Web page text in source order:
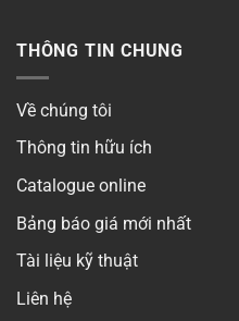
THÔNG TIN CHUNG
Về chúng tôi
Thông tin hữu ích
Catalogue online
Bảng báo giá mới nhất
Tài liệu kỹ thuật
Liên hệ